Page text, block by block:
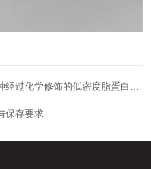
过化学修饰的低密度脂蛋白形式
保存要求